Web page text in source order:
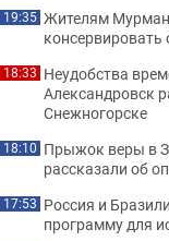
19:35 Жителям
18:33 Неудобства
Александровск
Снежногорске
18:10 Прыжок веры в
рассказали об
17:53 Россия и
программу для